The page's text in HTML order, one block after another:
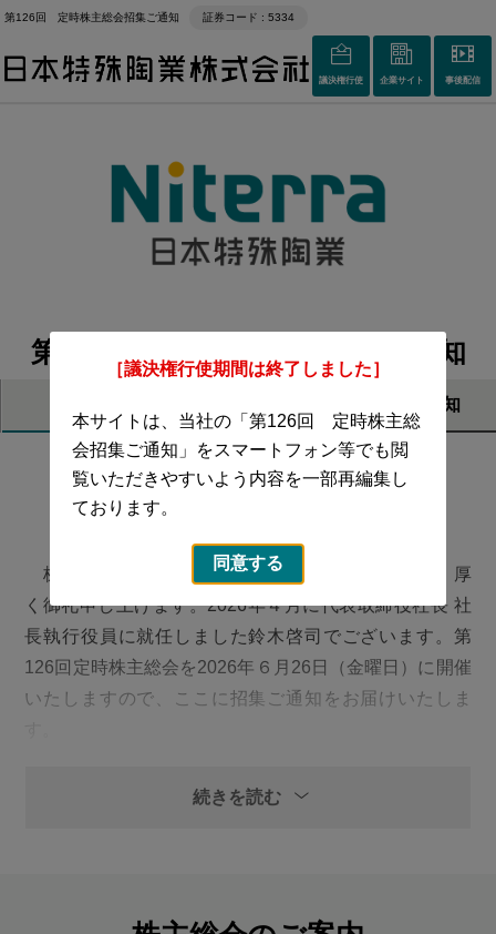
第126回 定時株主総会招集ご通知 証券コード : 5334
議決権行使 企業サイト 事後配信
第126回 定時株主総会招集ご通知
招集通知
株主の皆さまへ
株主の皆さまには、平素より格別のご高配を賜り、厚
く御礼申し上げます。2026年４月に代表取締役社長 社
長執行役員に就任しました鈴木啓司でございます。第
126回定時株主総会を2026年６月26日（金曜日）に開催
いたしますので、ここに招集ご通知をお届けいたしま
したが、内燃機関が大きな転換期を迎える中、本質的な
続きを読む
［議決権行使期間は終了しました］
本サイトは、当社の「第126回 定時株主総
会招集ご通知」をスマートフォン等でも閲
覧いただきやすいよう内容を一部再編集し
ております。
同意する